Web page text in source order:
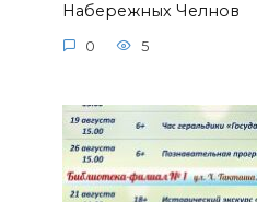
Набережных Челнов
0 5